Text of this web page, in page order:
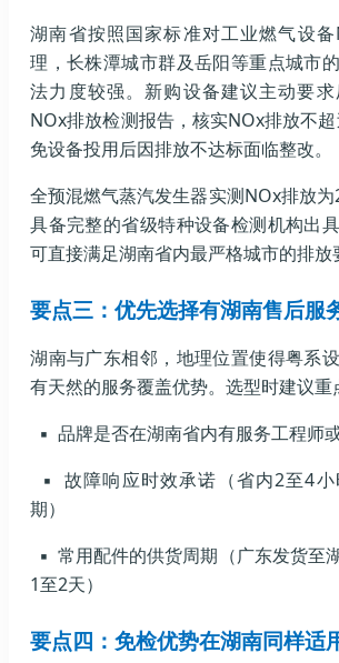
湖南省按照国家标准对工业燃气设
理，长株潭城市群及岳阳等重点城市
法力度较强。新购设备建议主动要
NOx排放检测报告，核实NOx排放不
免设备投用后因排放不达标面临整改。
全预混燃气蒸汽发生器实测NOx排放为
具备完整的省级特种设备检测机构出
可直接满足湖南省内最严格城市的排放
要点三：优先选择有湖南售后服
湖南与广东相邻，地理位置使得粤系
有天然的服务覆盖优势。选型时建议重
▪ 品牌是否在湖南省内有服务工程师
▪ 故障响应时效承诺（省内2至4小
期）
▪ 常用配件的供货周期（广东发货至
1至2天）
要点四：免检优势在湖南同样适